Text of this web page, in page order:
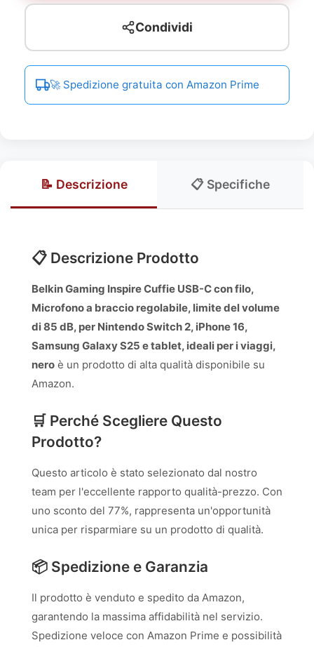
Condividi
🚀 Spedizione gratuita con Amazon Prime
📝 Descrizione 📋 Specifiche
📋 Descrizione Prodotto
Belkin Gaming Inspire Cuffie USB-C con filo,
Microfono a braccio regolabile, limite del volume
di 85 dB, per Nintendo Switch 2, iPhone 16,
Samsung Galaxy S25 e tablet, ideali per i viaggi,
nero è un prodotto di alta qualità disponibile su
Amazon.
🛒 Perché Scegliere Questo
Prodotto?
Questo articolo è stato selezionato dal nostro
team per l'eccellente rapporto qualità-prezzo. Con
uno sconto del 77%, rappresenta un'opportunità
unica per risparmiare su un prodotto di qualità.
📦 Spedizione e Garanzia
Il prodotto è venduto e spedito da Amazon,
garantendo la massima affidabilità nel servizio.
Spedizione veloce con Amazon Prime e possibilità